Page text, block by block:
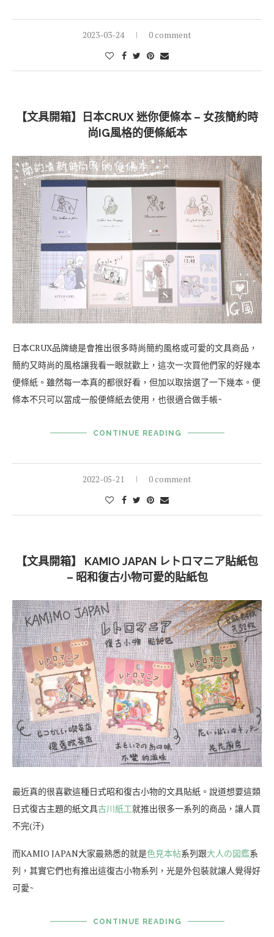
2023-03-24 0 comment
【文具開箱】日本CRUX 迷你便條本 – 女孩簡約時
尚IG風格的便條紙本
日本CRUX品牌總是會推出很多時尚簡約風格或可愛的文具商品，
簡約又時尚的風格讓我看一眼就歡上，這次一次買他們家的好幾本
便條紙。雖然每一本真的都很好看，但加以取捨選了一下幾本。便
條本不只可以當成一般便條紙去使用，也很適合做手帳~
CONTINUE READING
2022-05-21 0 comment
【文具開箱】 KAMIO JAPAN レトロマニア貼紙包
– 昭和復古小物可愛的貼紙包
最近真的很喜歡這種日式昭和復古小物的文具貼紙。說道想要這類
日式復古主題的紙文具古川紙工就推出很多一系列的商品，讓人買
不完(汗)
而KAMIO JAPAN大家最熟悉的就是色見本帖系列跟大人の図鑑系
列，其實它們也有推出這復古小物系列，光是外包裝就讓人覺得好
可愛~
CONTINUE READING